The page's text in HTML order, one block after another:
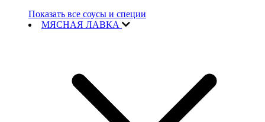
Показать все соусы и специи
МЯСНАЯ ЛАВКА